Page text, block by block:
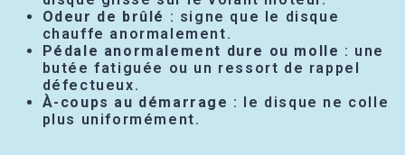
Odeur de brûlé : signe que le disque
chauffe anormalement.
Pédale anormalement dure ou molle : une
butée fatiguée ou un ressort de rappel
défectueux.
À-coups au démarrage : le disque ne colle
plus uniformément.